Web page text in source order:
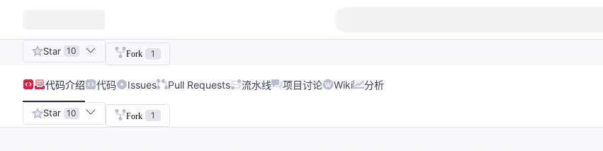
Star 10 Fork 1
代码介绍 代码 Issues Pull Requests 流水线 项目讨论 Wiki 分析
Star 10 Fork 1